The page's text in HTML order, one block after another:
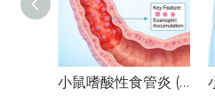
小鼠嗜酸性食管炎 (EoE) 模型